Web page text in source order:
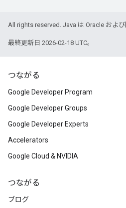
All rights reserved. Java は Oracle およ
最終更新日 2026-02-18 UTC。
つながる
Google Developer Program
Google Developer Groups
Google Developer Experts
Accelerators
Google Cloud & NVIDIA
つながる
ブログ